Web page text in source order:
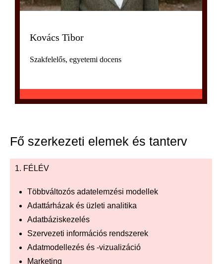
Kovács Tibor
Szakfelelős, egyetemi docens
Fő szerkezeti elemek és tanterv
1. FÉLÉV
Többváltozós adatelemzési modellek
Adattárházak és üzleti analitika
Adatbáziskezelés
Szervezeti információs rendszerek
Adatmodellezés és -vizualizáció
Marketing